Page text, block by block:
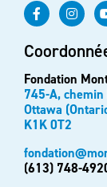
Fondation
745-A,
Ottawa
K1K 0T2
(613) 748-